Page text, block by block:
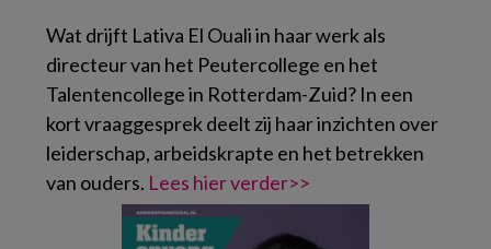
Wat drijft Lativa El Ouali in haar werk als
directeur van het Peutercollege en het
Talentencollege in Rotterdam-Zuid? In een
kort vraaggesprek deelt zij haar inzichten over
leiderschap, arbeidskrapte en het betrekken
van ouders. Lees hier verder>>